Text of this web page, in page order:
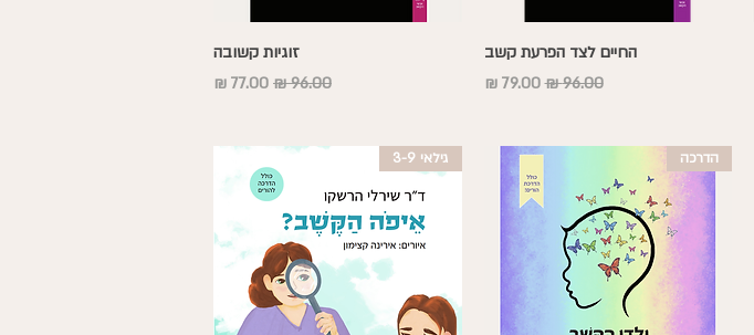
תצוגה מהירה
החיים לצד הפרעת קשב
מחיר רגיל‏96.00 ‏₪ מחיר מבצע‏79.00 ‏₪
זוגיות קשובה
מחיר רגיל מחיר מבצע
הדרכה גילאי 3-9